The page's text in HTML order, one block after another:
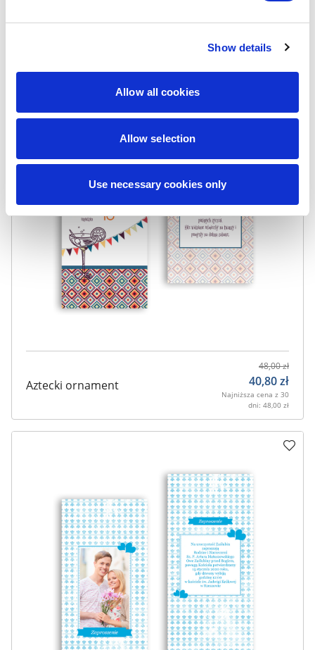
Show details
Allow all cookies
Allow selection
Use necessary cookies only
Najniższa cena z 30
Aztecki ornament
48,00zł
40,80zł
Najniższa cena z 30
dni: 48,00 zł